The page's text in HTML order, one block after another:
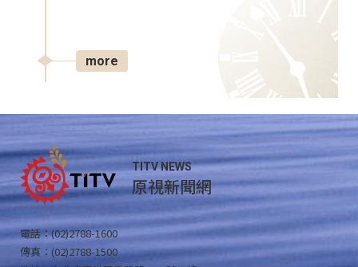
more
TITV NEWS
原視新聞網
電話：(02)2788-1600
傳真：(02)2788-1500